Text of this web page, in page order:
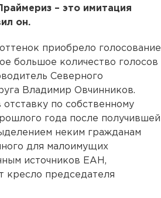
– это имитация
он.
приобрело голосование
большое количество голосов
Северного
Владимир Овчинников.
по собственному
года после получившей
неким гражданам
для малоимущих
источников ЕАН,
кресло председателя